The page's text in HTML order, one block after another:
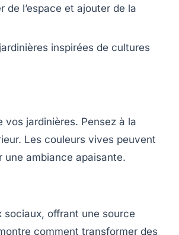
de l’espace et ajouter de la
inspirées de cultures
vos jardinières. Pensez à la
Les couleurs vives peuvent
ambiance apaisante.
sociaux, offrant une source
comment transformer des